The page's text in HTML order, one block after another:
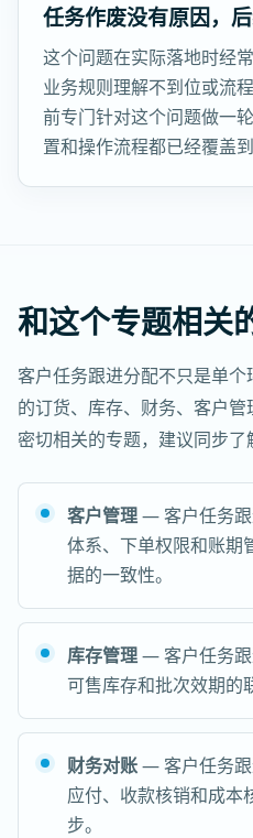
任务作废没有原因，
这个问题在实际落地时经
业务规则理解不到位或流
前专门针对这个问题做一
置和操作流程都已经覆盖到
和这个专题相关
客户任务跟进分配不只是单
的订货、库存、财务、客户
密切相关的专题，建议同步了
客户管理— 客户任务
体系、下单权限和账期
据的一致性。
库存管理— 客户任务跟
可售库存和批次效期的
财务对账— 客户任务
应付、收款核销和成本
步。